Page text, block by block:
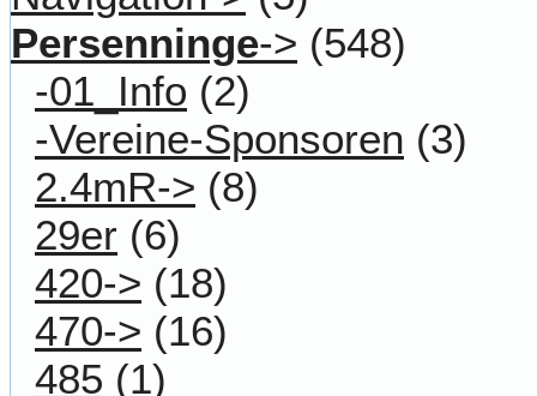
Persenninge-> (548)
-01_Info (2)
-Vereine-Sponsoren (3)
2.4mR-> (8)
29er (6)
420-> (18)
470-> (16)
485 (1)